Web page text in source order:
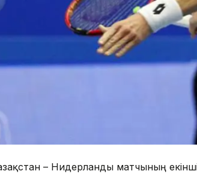
– Нидерланды матчының екінші